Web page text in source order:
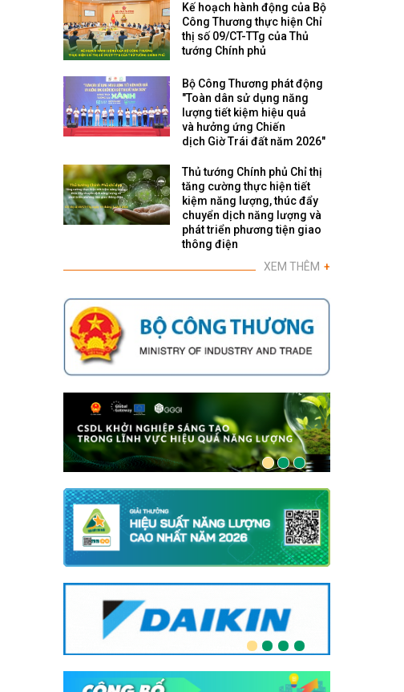
Kế hoạch hành động của Bộ
Công Thương thực hiện Chỉ
thị số 09/CT-TTg của Thủ
tướng Chính phủ
Bộ Công Thương phát động
"Toàn dân sử dụng năng
lượng tiết kiệm hiệu quả
và hưởng ứng Chiến
dịch Giờ Trái đất năm 2026"
Thủ tướng Chính phủ Chỉ thị
tăng cường thực hiện tiết
kiệm năng lượng, thúc đẩy
chuyển dịch năng lượng và
phát triển phương tiện giao
thông điện
XEM THÊM +